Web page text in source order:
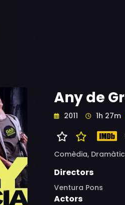
Any de
2011 1h 27m
Comèdia,
Directors
Ventura Pons
Actors